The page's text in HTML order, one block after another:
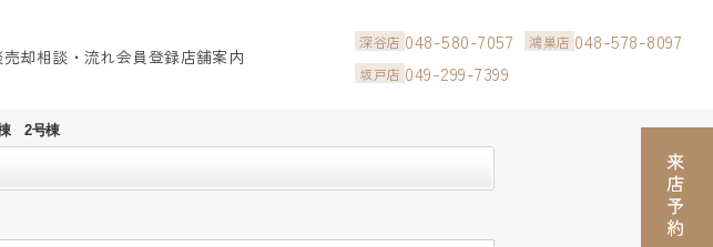
売却相談・流れ会員登録店舗案内
深谷店 048-580-7057 鴻巣店 048-578-8097
坂戸店 049-299-7399
2号棟